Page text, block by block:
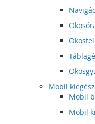
Mobil
Mobil
Mobil